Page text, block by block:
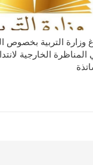
وزارة التربية بخصوص
المناظرة الخارجية